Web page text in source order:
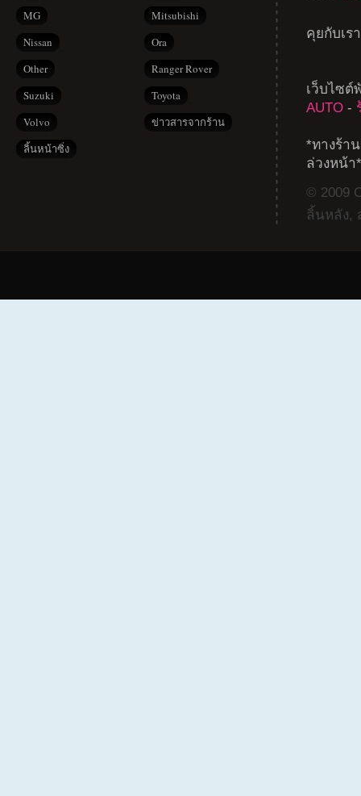
MG
Mitsubishi
Nissan
Ora
Other
Ranger Rover
Suzuki
Toyota
Volvo
ข่าวสารจากร้าน
ลิ้นหน้าซิ่ง
คุยกับเร
เว็บไซ
AUTO -
*ทางร้า
ล่วงหน้า*
© 2009
ลิ้นหลัง,